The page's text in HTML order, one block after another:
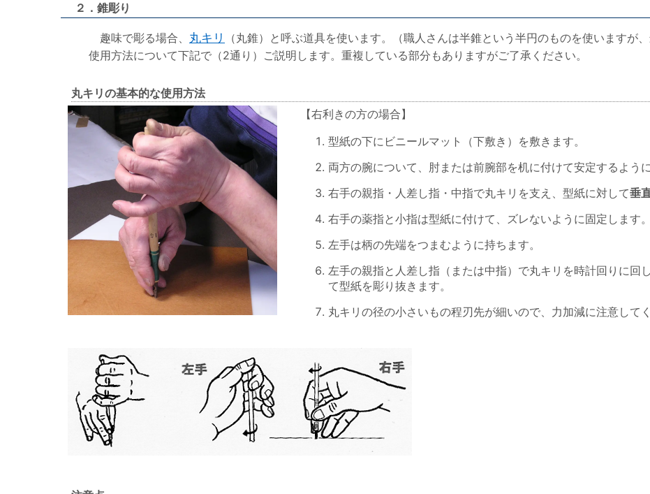
２．錐彫り
趣味で彫る場合、 丸キリ
（丸錐）と呼ぶ道具を使います。（職人さんは半錐という半円のものを使いますが
使用方法について下記で（2通り）ご説明します。重複している部分もありますがご了承ください。
丸キリの基本的な使用方法
【右利きの方の場合】
型紙の下にビニールマット（下敷き）を敷きます。
両方の腕について、肘または前腕部を机に付けて安定するように
右手の親指・人差し指・中指で丸キリを支え、型紙に対して垂
右手の薬指と小指は型紙に付けて、ズレないように固定します。
左手は柄の先端をつまむように持ちます。
左手の親指と人差し指（または中指）で丸キリを時計回りに回
て型紙を彫り抜きます。
丸キリの径の小さいもの程刃先が細いので、力加減に注意してく